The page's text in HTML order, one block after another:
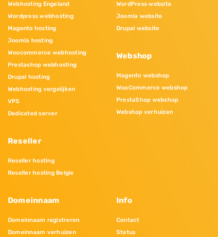
Webhosting Engeland
Wordpress webhosting
Magento hosting
Joomla hosting
Woocommerce webhosting
Prestashop webhosting
Drupal hosting
Webhosting vergelijken
VPS
Dedicated server
Reseller
Reseller hosting
Reseller hosting Belgie
WordPress website
Joomla website
Drupal website
Webshop
Magento webshop
WooCommerce webshop
PrestaShop webshop
Webshop verhuizen
Domeinnaam
Domeinnaam registreren
Domeinnaam verhuizen
Info
Contact
Status